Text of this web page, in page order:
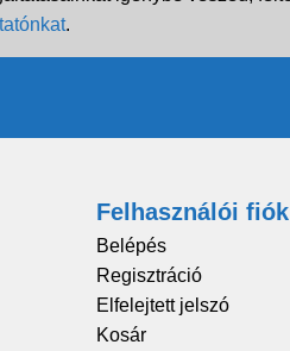
.
Felhasználói fiók
Belépés
Regisztráció
Elfelejtett jelszó
Kosár